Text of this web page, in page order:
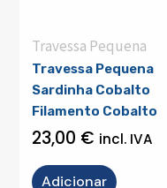
Travessa Pequena
Travessa Pequena
Sardinha Cobalto
Filamento Cobalto
23,00 € incl. IVA
Adicionar